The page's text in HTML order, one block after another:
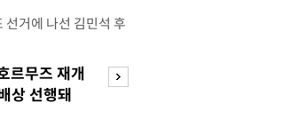
거에 나선 김민석 후
'누적 1위'를 탈환했
쳐졌던 충청권과 부산
받은 김 후보는 이날
앞서가게 됐다. 다
르무즈 재개
상 선행돼